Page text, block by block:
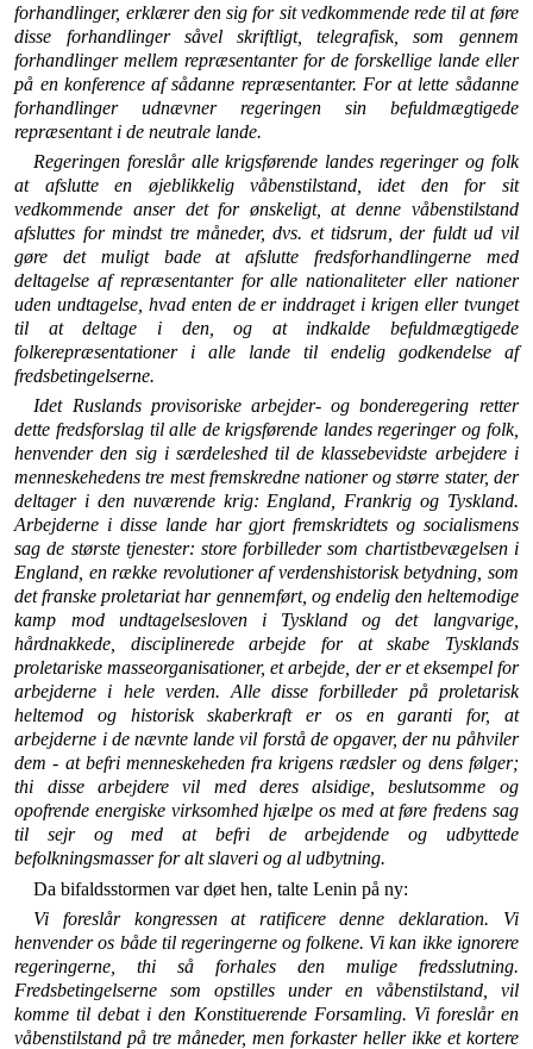
forhandlinger, erklærer den sig for sit vedkommende rede til at føre
disse forhandlinger såvel skriftligt, telegrafisk, som gennem
forhandlinger mellem repræsentanter for de forskel­lige lande eller
på en konference af sådanne repræsentanter. For at lette sådanne
forhandlinger udnævner regeringen sin befuldmægtigede
repræsentant i de neutrale lande.
Regeringen foreslår alle krigsførende landes regeringer og folk
at afslutte en øjeblikkelig våbenstilstand, idet den for sit
vedkommende anser det for ønskeligt, at denne våbenstil­stand
afsluttes for mindst tre måneder, dvs. et tidsrum, der fuldt ud vil
gøre det muligt bade at afslutte fredsforhandlin­gerne med
deltagelse af repræsentanter for alle nationaliteter eller nationer
uden undtagelse, hvad enten de er inddraget i krigen eller tvunget
til at deltage i den, og at indkalde be­fuldmægtigede
folkerepræsentationer i alle lande til endelig godkendelse af
fredsbetingelserne.
Idet Ruslands provisoriske arbejder- og bonderegering ret­ter
dette fredsforslag til alle de krigsførende landes regerin­ger og folk,
henvender den sig i særdeleshed til de klassebe­vidste arbejdere i
menneskehedens tre mest fremskredne na­tioner og større stater, der
deltager i den nuværende krig: England, Frankrig og Tyskland.
Arbejderne i disse lande har gjort fremskridtets og socialismens
sag de største tjenester: store forbilleder som chartistbevægelsen i
England, en række revolutioner af verdenshistorisk betydning, som
det franske proletariat har gennemført, og endelig den heltemodige
kamp mod undtagelsesloven i Tyskland og det langvarige,
hårdnak­kede, disciplinerede arbejde for at skabe Tysklands
proleta­riske masseorganisationer, et arbejde, der er et eksempel for
arbejderne i hele verden. Alle disse forbilleder på proletarisk
heltemod og historisk skaberkraft er os en garanti for, at
arbejderne i de nævnte lande vil forstå de opgaver, der nu påhviler
dem - at befri menneskeheden fra krigens rædsler og dens følger;
thi disse arbejdere vil med deres alsidige, be­slutsomme og
opofrende energiske virksomhed hjælpe os med at føre fredens sag
til sejr og med at befri de arbejdende og udbyttede
befolkningsmasser for alt slaveri og al udbytning.
Da bifaldsstormen var døet hen, talte Lenin på ny:
Vi foreslår kongressen at ratificere denne deklara­tion. Vi
henvender os både til regeringerne og folkene. Vi kan ikke ignorere
regeringerne, thi så forhales den mulige fredsslutning.
Fredsbetingelserne som opstilles under en våbenstilstand, vil
komme til debat i den Kon­stituerende Forsamling. Vi foreslår en
våbenstilstand på tre måneder, men forkaster heller ikke et kortere